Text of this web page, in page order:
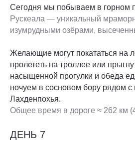
Сегодня мы побываем в горном
Рускеала — уникальный
изумрудными озёрами,
Желающие могут покататься на
пролететь на троллее или
насыщенной прогулки и обеда
ночуем в сосновом бору рядом с
Лахденпохья.
Общее время в дороге ≈ 262 км
ДЕНЬ 7